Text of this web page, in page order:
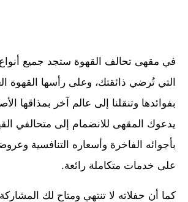
في مقهى تحالف القهوة ستجد جميع أنواع
التي تُرضي ذائقتك، وعلى رأسها القهوة
بفوائدها وتنقلنا إلى عالم آخر بمذاقها
يدعوك المقهى للانضمام إلى متحالفي
بأجوائه الفاخرة وأسعاره التنافسية
على خدمات متكاملة رائعة.
كما أن حفلاته لا تنتهي ومتاح لك